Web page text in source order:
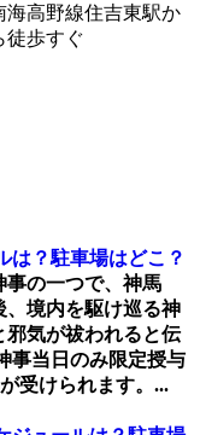
海高野線住吉東駅か
徒歩すぐ
は？駐車場はどこ？
事の一つで、神馬
、境内を駆け巡る神
邪気が祓われると伝
事当日のみ限定授与
受けられます。...